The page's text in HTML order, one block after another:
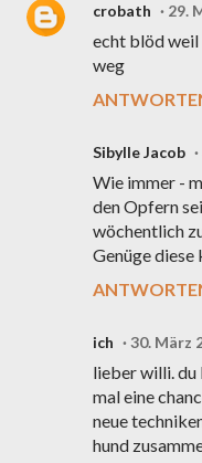
crobath 29.
echt blöd weil
weg
Sibylle Jacob
Wie immer -
den Opfern
wöchentlich
Genüge diese
ich 30. März
lieber willi. du
mal eine
neue
hund